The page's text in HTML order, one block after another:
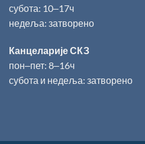
субота: 10‒17ч
недеља: затворено
Канцеларије СКЗ
пон‒пет: 8‒16ч
субота и недеља: затворено